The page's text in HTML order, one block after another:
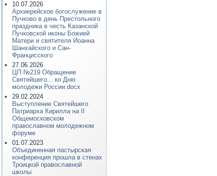
10.07.2026
Архиерейское богослужение в
Пучково в день Престольного
праздника в честь Казанской
Пучковской иконы Божией
Матери и святителя Иоанна
Шанхайского и Сан-
Францисского
27.06.2026
ЦП №219 Обращение
Святейшего... ко Дню
молодежи России.docx
29.02.2024
Выступление Святейшего
Патриарха Кирилла на II
Общемосковском
православном молодежном
форуме
01.07.2023
Объединенная пастырская
конференция прошла в стенах
Троицкой православной
школы